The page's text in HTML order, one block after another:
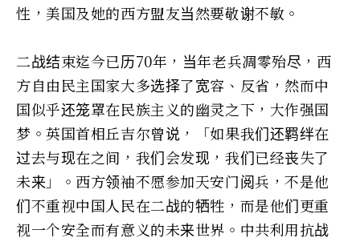
性，美国及她的西方盟友当然要敬谢不敏。
二战结束迄今已历70年，当年老兵凋零殆尽，西
方自由民主国家大多选择了宽容、反省，然而中
国似乎还笼罩在民族主义的幽灵之下，大作强国
梦。英国首相丘吉尔曾说，「如果我们还羁绊在
过去与现在之间，我们会发现，我们已经丧失了
未来」。西方领袖不愿参加天安门阅兵，不是他
们不重视中国人民在二战的牺牲，而是他们更重
视一个安全而有意义的未来世界。中共利用抗战